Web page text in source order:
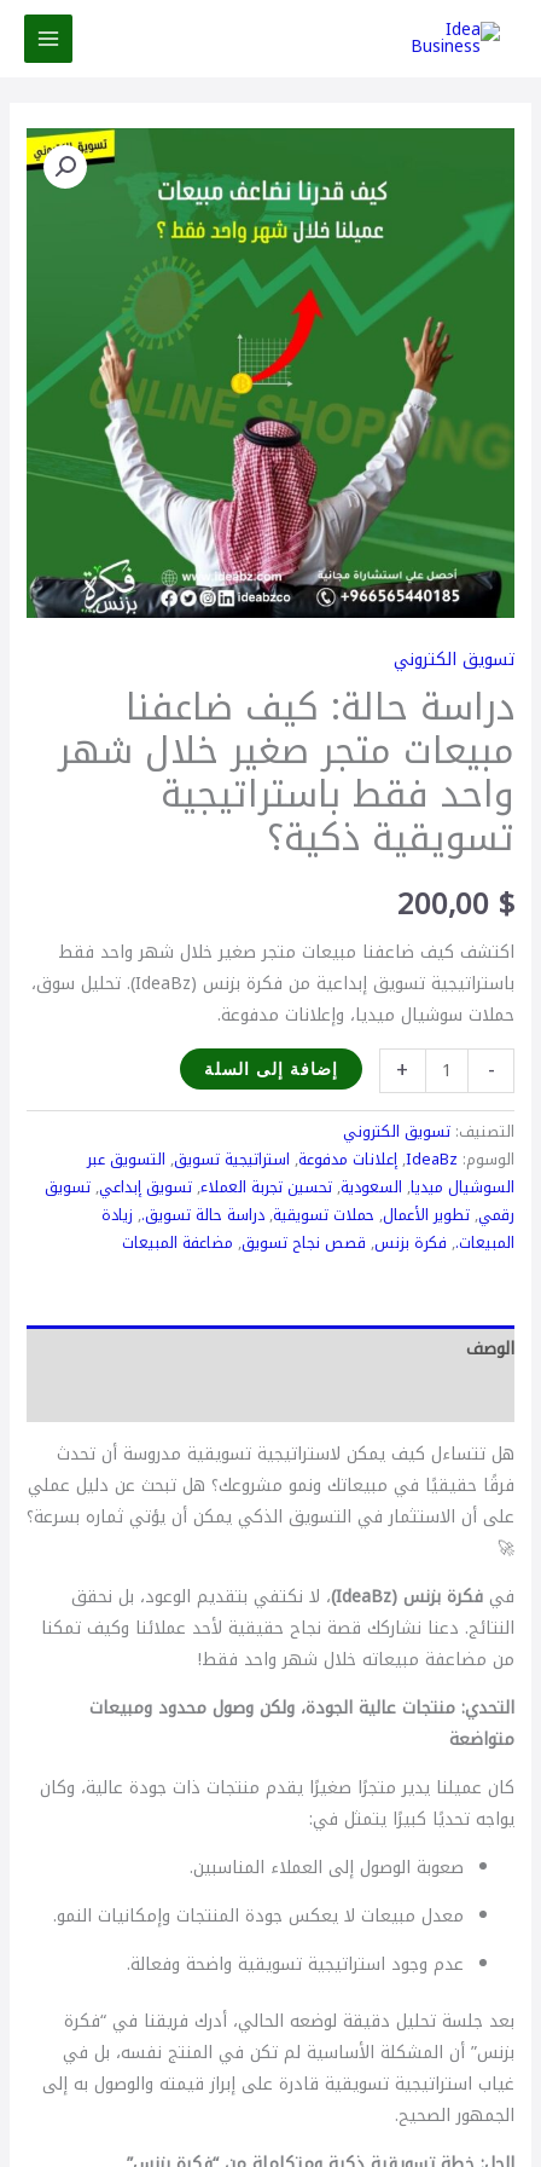
تسويق الكتروني
دراسة حالة: كيف ضاعفنا
مبيعات متجر صغير خلال شهر
واحد فقط باستراتيجية
تسويقية ذكية؟
200,00$
اكتشف كيف ضاعفنا مبيعات متجر صغير خلال شهر واحد فقط
باستراتيجية تسويق إبداعية من فكرة بزنس (IdeaBz). تحليل سوق،
حملات سوشيال ميديا، وإعلانات مدفوعة.
-
حالة:
كيف
شهر
واحد
باستراتيجية
تسويقية
ذكية؟
+ إضافة إلى السلة
التصنيف: تسويق الكتروني
الوسوم: IdeaBz
,إعلانات مدفوعة, استراتيجية تسويق, التسويق عبر
السوشيال ميديا, السعودية,تحسين تجربة العملاء,تسويق إبداعي,تسويق
رقمي,تطوير الأعمال, حملات تسويقية,دراسة حالة تسويق., زيادة
المبيعات., فكرة بزنس, قصص نجاح تسويق, مضاعفة المبيعات
الوصف
هل تتساءل كيف يمكن لاستراتيجية تسويقية مدروسة أن تحدث
فرقًا حقيقيًا في مبيعاتك ونمو مشروعك؟ هل تبحث عن دليل عملي
على أن الاستثمار في التسويق الذكي يمكن أن يؤتي ثماره بسرعة؟
🚀
في فكرة بزنس (IdeaBz)
، لا نكتفي بتقديم الوعود، بل نحقق
النتائج. دعنا نشاركك قصة نجاح حقيقية لأحد عملائنا وكيف تمكنا
من مضاعفة مبيعاته خلال شهر واحد فقط!
التحدي: منتجات عالية الجودة، ولكن وصول محدود ومبيعات
متواضعة
كان عميلنا يدير متجرًا صغيرًا يقدم منتجات ذات جودة عالية، وكان
يواجه تحديًا كبيرًا يتمثل في:
صعوبة الوصول إلى العملاء المناسبين.
معدل مبيعات لا يعكس جودة المنتجات وإمكانيات النمو.
عدم وجود استراتيجية تسويقية واضحة وفعالة.
بعد جلسة تحليل دقيقة لوضعه الحالي، أدرك فريقنا في “فكرة
بزنس” أن المشكلة الأساسية لم تكن في المنتج نفسه، بل في
غياب استراتيجية تسويقية قادرة على إبراز قيمته والوصول به إلى
الجمهور الصحيح.